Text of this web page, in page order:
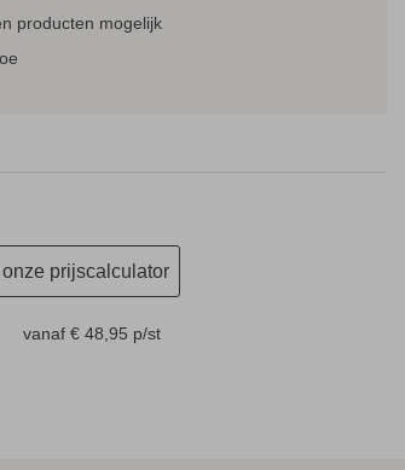
producten mogelijk
onze prijscalculator
vanaf € 48,95 p/st